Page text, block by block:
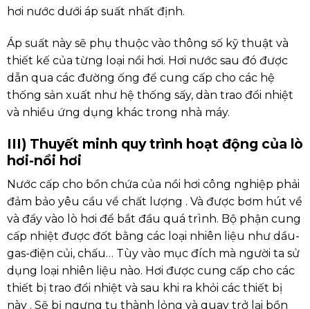
hơi nước dưới áp suất nhất định.
Áp suất này sẽ phụ thuộc vào thông số kỹ thuật và
thiết kế của từng loại nồi hơi. Hơi nước sau đó được
dẫn qua các đường ống để cung cấp cho các hệ
thống sản xuất như hệ thống sấy, dàn trao đổi nhiệt
và nhiều ứng dụng khác trong nhà máy.
III) Thuyết minh quy trình hoạt động của lò
hơi-nồi hơi
Nước cấp cho bồn chứa của nồi hơi công nghiệp phải
đảm bảo yêu cầu về chất lượng . Và được bơm hút về
và đẩy vào lò hơi để bắt đầu quá trình. Bộ phận cung
cấp nhiệt được đốt bằng các loại nhiên liệu như dầu-
gas-điện củi, chấu… Tùy vào mục đích mà người ta sử
dụng loại nhiên liệu nào. Hơi được cung cấp cho các
thiết bị trao đổi nhiệt và sau khi ra khỏi các thiết bị
này . Sẽ bị ngưng tụ thành lỏng và quay trở lại bồn